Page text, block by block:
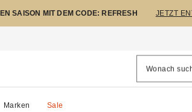
SAISON MIT DEM CODE: REFRESH JETZT
Marken Sale